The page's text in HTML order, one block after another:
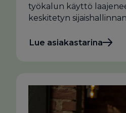
työkalun käyttö
keskitetyn
Lue asiakastarina